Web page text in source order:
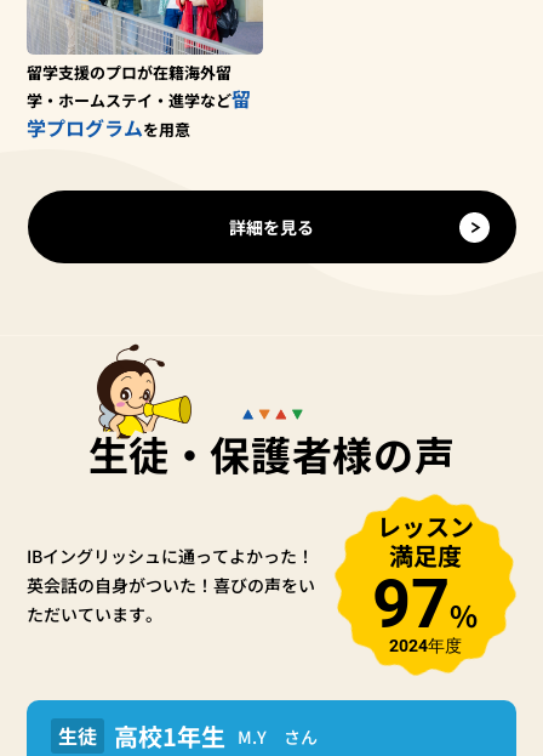
留学支援のプロが在籍海外留
学・ホームステイ・進学など留
学プログラムを用意
詳細を見る
生徒・保護者様の声
IBイングリッシュに通ってよかった！
英会話の自身がついた！喜びの声をい
ただいています。
レッスン
満足度
97%
2024年度
生徒 高校1年生 M.Y さん